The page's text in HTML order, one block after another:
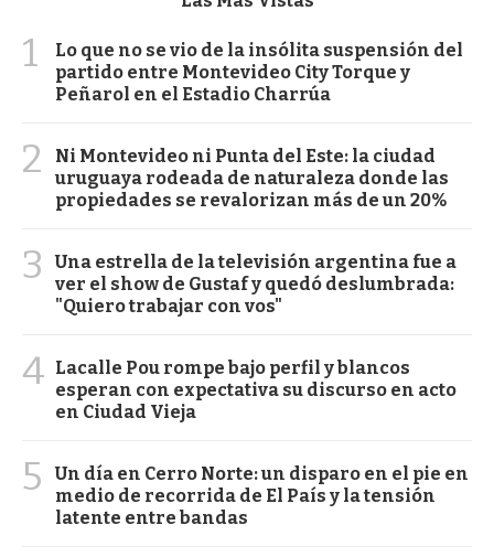
1
Lo que no se vio de la insólita suspensión del
partido entre Montevideo City Torque y
Peñarol en el Estadio Charrúa
2
Ni Montevideo ni Punta del Este: la ciudad
uruguaya rodeada de naturaleza donde las
propiedades se revalorizan más de un 20%
3
Una estrella de la televisión argentina fue a
ver el show de Gustaf y quedó deslumbrada:
"Quiero trabajar con vos"
4 Lacalle Pou rompe bajo perfil y blancos
esperan con expectativa su discurso en acto
en Ciudad Vieja
5
Un día en Cerro Norte: un disparo en el pie en
medio de recorrida de El País y la tensión
latente entre bandas